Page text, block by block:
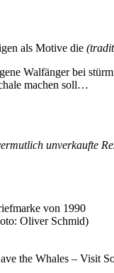
als Motive die
Walfänger bei
machen soll…
unverkaufte
von 1990
Oliver Schmid)
the Whales – Visit